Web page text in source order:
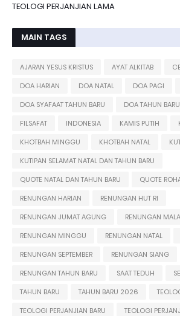
TEOLOGI PERJANJIAN LAMA
MAIN TAGS
AJARAN YESUS KRISTUS AYAT ALKITAB
DOA HARIAN
DOA NATAL DOA PAGI
DOA SYAFAAT TAHUN BARU
DOA TAHUN BARU
FILSAFAT
INDONESIA KAMIS PUTIH
KHOTBAH MINGGU
KHOTBAH NATAL
KUTIPAN SELAMAT NATAL DAN TAHUN BARU
QUOTE NATAL DAN TAHUN BARU
QUOTE
RENUNGAN HARIAN
RENUNGAN HUT RI
RENUNGAN JUMAT AGUNG
RENUNGAN
RENUNGAN MINGGU
RENUNGAN NATAL
RENUNGAN SEPTEMBER
RENUNGAN SIANG
RENUNGAN TAHUN BARU
SAAT TEDUH
TAHUN BARU
TAHUN BARU 2026
TEOLOGI PERJANJIAN BARU
TEOLOGI